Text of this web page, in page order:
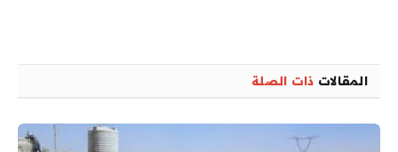
المقالات ذات الصلة